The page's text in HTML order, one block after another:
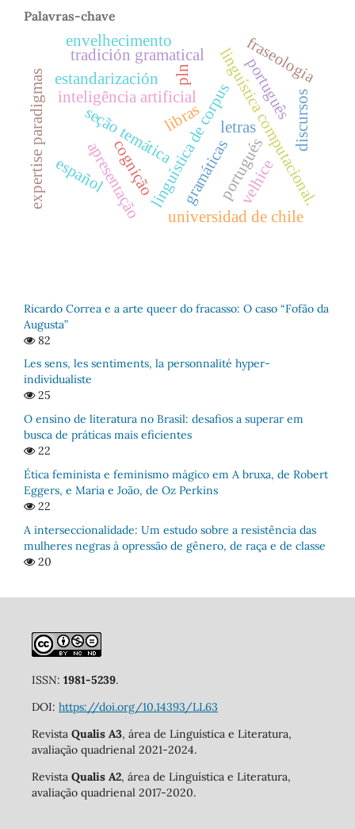
Palavras-chave
linguística de corpuslinguística computacional.
inteligência artificial
letras
apresentação
seção temática
cognição
expertise paradigmas estandarización
gramáticas
universidad de chile
tradición gramatical
portugués
español
português
libras
fraseologia
pln
envelhecimento
velhice
discursos
Ricardo Correa e a arte queer do fracasso: O caso “Fofão da
Augusta”
82
Les sens, les sentiments, la personnalité hyper-
individualiste
25
O ensino de literatura no Brasil: desafios a superar em
busca de práticas mais eficientes
22
Ética feminista e feminismo mágico em A bruxa, de Robert
Eggers, e Maria e João, de Oz Perkins
22
A interseccionalidade: Um estudo sobre a resistência das
mulheres negras à opressão de gênero, de raça e de classe
20
ISSN: 1981-5239.
DOI: https://doi.org/10.14393/LL63
Revista Qualis A3, área de Linguística e Literatura,
avaliação quadrienal 2021-2024.
Revista Qualis A2, área de Linguística e Literatura,
avaliação quadrienal 2017-2020.